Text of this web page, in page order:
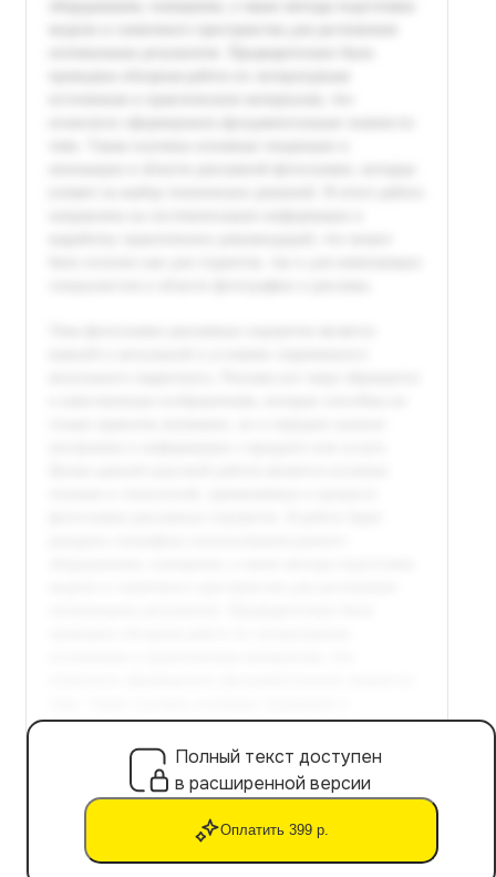
Полный текст доступен
в расширенной версии
Оплатить 399 р.